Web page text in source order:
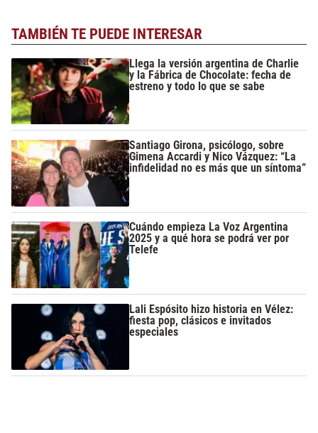
TAMBIÉN TE PUEDE INTERESAR
Llega la versión argentina de Charlie
y la Fábrica de Chocolate: fecha de
estreno y todo lo que se sabe
Santiago Girona, psicólogo, sobre
Gimena Accardi y Nico Vázquez: “La
infidelidad no es más que un síntoma”
Cuándo empieza La Voz Argentina
2025 y a qué hora se podrá ver por
Telefe
Lali Espósito hizo historia en Vélez:
fiesta pop, clásicos e invitados
especiales